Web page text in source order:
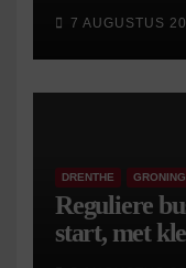
7 AUGUSTUS
DRENTHE
Reguliere
start, met